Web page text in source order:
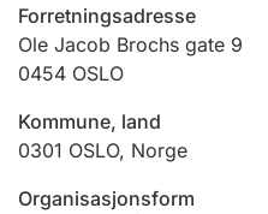
Jeger
Ektepaktrettleiaren
Forretningsadresse
Ole Jacob Brochs gate 9
0454 OSLO
Kommune, land
0301 OSLO, Norge
Organisasjonsform